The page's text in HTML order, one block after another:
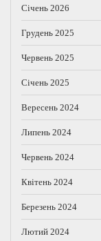
Січень 2026
Грудень 2025
Червень 2025
Січень 2025
Вересень 2024
Липень 2024
Червень 2024
Квітень 2024
Березень 2024
Лютий 2024